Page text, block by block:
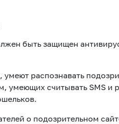
быть защищен
распознавать
умеющих считывать SMS и
о подозрительном